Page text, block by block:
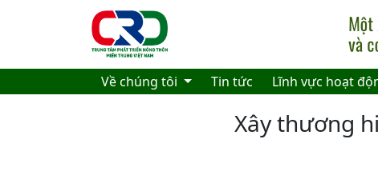
Skip to main content
Về chúng tôi Tin tức Lĩnh vực hoạt
Xây thương